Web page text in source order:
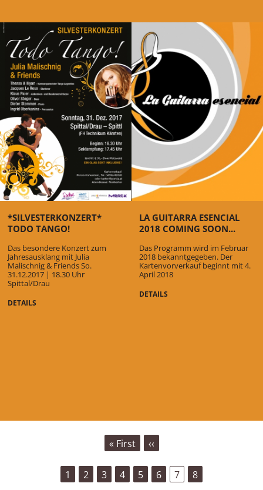
*SILVESTERKONZERT*
TODO TANGO!
Das besondere Konzert zum
Jahresausklang mit Julia
Malischnig & Friends So.
31.12.2017 | 18.30 Uhr
Spittal/Drau
DETAILS
LA GUITARRA ESENCIAL
2018 COMING SOON...
Das Programm wird im Februar
2018 bekanntgegeben. Der
Kartenvorverkauf beginnt mit 4.
April 2018
DETAILS
First
« First
Vorherige
‹‹
Seite
1 Seite
2 Seite
3 Seite
4 Seite
5 Seite
6
Aktuelle
7 Seite
8